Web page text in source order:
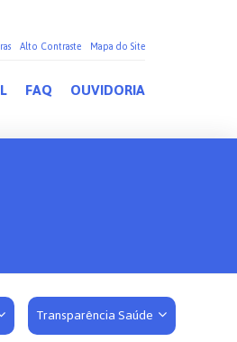
Alto Contraste Mapa do Site
FAQ OUVIDORIA
Transparência Saúde